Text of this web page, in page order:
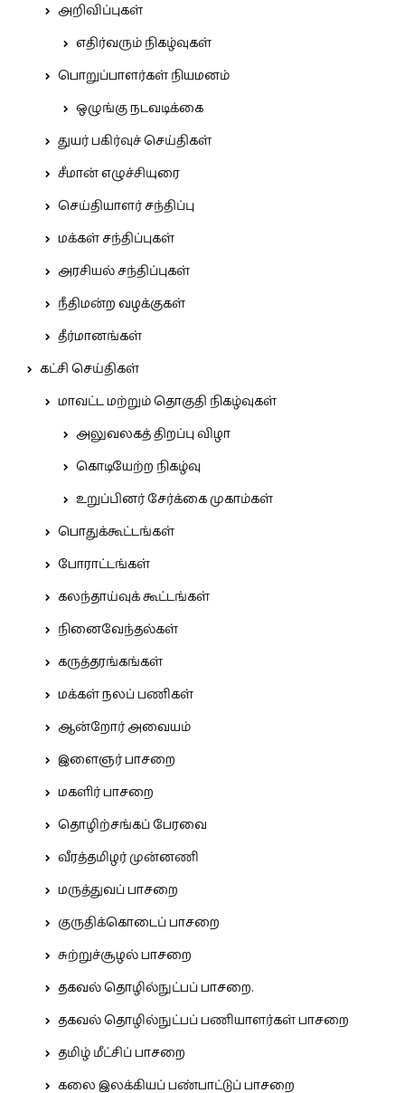
அறிவிப்புகள்
எதிர்வரும் நிகழ்வுகள்
பொறுப்பாளர்கள் நியமனம்
ஒழுங்கு நடவடிக்கை
துயர் பகிர்வுச் செய்திகள்
சீமான் எழுச்சியுரை
செய்தியாளர் சந்திப்பு
மக்கள் சந்திப்புகள்
அரசியல் சந்திப்புகள்
நீதிமன்ற வழக்குகள்
தீர்மானங்கள்
கட்சி செய்திகள்
மாவட்ட மற்றும் தொகுதி நிகழ்வுகள்
அலுவலகத் திறப்பு விழா
கொடியேற்ற நிகழ்வு
உறுப்பினர் சேர்க்கை முகாம்கள்
பொதுக்கூட்டங்கள்
போராட்டங்கள்
கலந்தாய்வுக் கூட்டங்கள்
நினைவேந்தல்கள்
கருத்தரங்கங்கள்
மக்கள் நலப் பணிகள்
ஆன்றோர் அவையம்
இளைஞர் பாசறை
மகளிர் பாசறை
தொழிற்சங்கப் பேரவை
வீரத்தமிழர் முன்னணி
மருத்துவப் பாசறை
குருதிக்கொடைப் பாசறை
சுற்றுச்சூழல் பாசறை
தகவல் தொழில்நுட்பப் பாசறை.
தகவல் தொழில்நுட்பப் பணியாளர்கள் பாசறை
தமிழ் மீட்சிப் பாசறை
கலை இலக்கியப் பண்பாட்டுப் பாசறை